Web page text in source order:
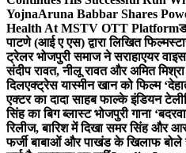
YojnaAruna Babbar Shares
Health At MSTV OTT Platform
पाटणे (आई ए एस) द्वारा लिखित
ट्रेलर भोजपुरी समाज ने सराहाएयर
संदीप रावत, नीलू रावत और अमित
दिलएक्ट्रेस यास्मीन खान को फिल्म
एक्टर का दादा साहब फाल्के इंडियन
सिंह का बिग ब्लास्ट भोजपुरी गाना
रिलीज, बारिश में दिखा समर सिंह और
फर्जी बाबाओं और पाखंड के खिलाफ बोले